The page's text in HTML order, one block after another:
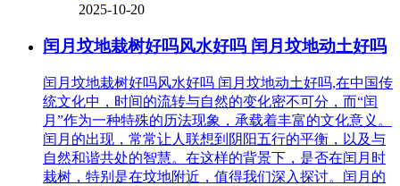
2025-10-20
闰月坟地栽树好吗风水好吗 闰月坟地动土好吗
闰月坟地栽树好吗风水好吗 闰月坟地动土好吗,在中国传
统文化中，时间的流转与自然的变化密不可分，而“闰
月”作为一种特殊的历法现象，承载着丰富的文化意义。
闰月的出现，常常让人联想到阴阳五行的平衡，以及与
自然和谐共处的智慧。在这样的背景下，是否在闰月时
栽树，特别是在坟地附近，值得我们深入探讨。闰月的